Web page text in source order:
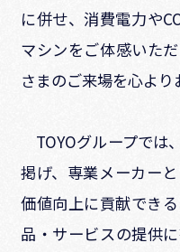
に併せ、消費電力や
マシンをご体感いた
さまのご来場を心より
TOYOグループでは
掲げ、専業メーカー
価値向上に貢献でき
品・サービスの提供